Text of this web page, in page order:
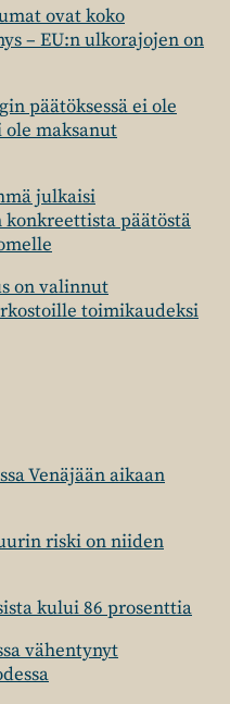
ovat koko
– EU:n ulkorajojen on
päätöksessä ei ole
maksanut
julkaisi
päätöstä
on valinnut
toimikaudeksi
Venäjään aikaan
riski on niiden
kului 86 prosenttia
vähentynyt